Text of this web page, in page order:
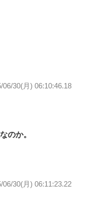
06/30(月) 06:10:46.18
のか。
06/30(月) 06:11:23.22